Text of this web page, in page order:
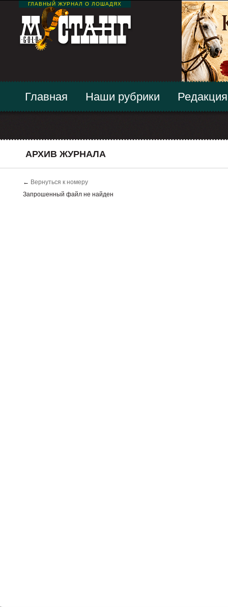
ГЛАВНЫЙ ЖУРНАЛ О ЛОШАДЯХ
Главная Наши рубрики Редакция
АРХИВ ЖУРНАЛА
← Вернуться к номеру
Запрошенный файл не найден